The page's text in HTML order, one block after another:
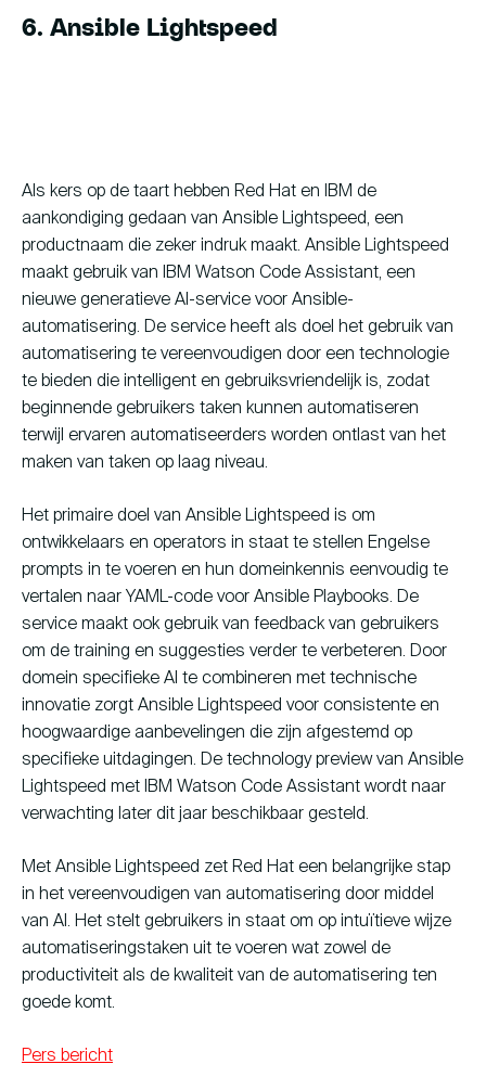
6. Ansible Lightspeed
Als kers op de taart hebben Red Hat en IBM de
aankondiging gedaan van Ansible Lightspeed, een
productnaam die zeker indruk maakt. Ansible Lightspeed
maakt gebruik van IBM Watson Code Assistant, een
nieuwe generatieve AI-service voor Ansible-
automatisering. De service heeft als doel het gebruik van
automatisering te vereenvoudigen door een technologie
te bieden die intelligent en gebruiksvriendelijk is, zodat
beginnende gebruikers taken kunnen automatiseren
terwijl ervaren automatiseerders worden ontlast van het
maken van taken op laag niveau.
Het primaire doel van Ansible Lightspeed is om
ontwikkelaars en operators in staat te stellen Engelse
prompts in te voeren en hun domeinkennis eenvoudig te
vertalen naar YAML-code voor Ansible Playbooks. De
service maakt ook gebruik van feedback van gebruikers
om de training en suggesties verder te verbeteren. Door
domein specifieke AI te combineren met technische
innovatie zorgt Ansible Lightspeed voor consistente en
hoogwaardige aanbevelingen die zijn afgestemd op
specifieke uitdagingen. De technology preview van Ansible
Lightspeed met IBM Watson Code Assistant wordt naar
verwachting later dit jaar beschikbaar gesteld.
Met Ansible Lightspeed zet Red Hat een belangrijke stap
in het vereenvoudigen van automatisering door middel
van AI. Het stelt gebruikers in staat om op intuïtieve wijze
automatiseringstaken uit te voeren wat zowel de
productiviteit als de kwaliteit van de automatisering ten
goede komt.
Pers bericht